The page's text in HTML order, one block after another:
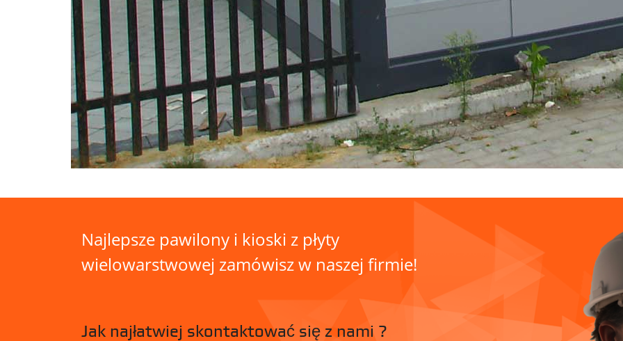
Najlepsze pawilony i kioski z płyty
wielowarstwowej zamówisz w naszej firmie!
Jak najłatwiej skontaktować się z nami ?